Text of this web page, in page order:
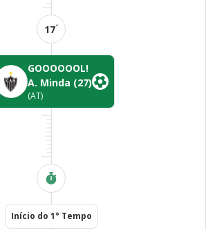
17´
GOOOOOOL!
A. Minda (27)
(AT)
Início do 1° Tempo